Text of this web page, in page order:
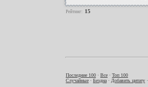
Рейтинг: 15
Последние 100 · Все · Топ 100
Случайные · Бездна · Добавить цитату ·